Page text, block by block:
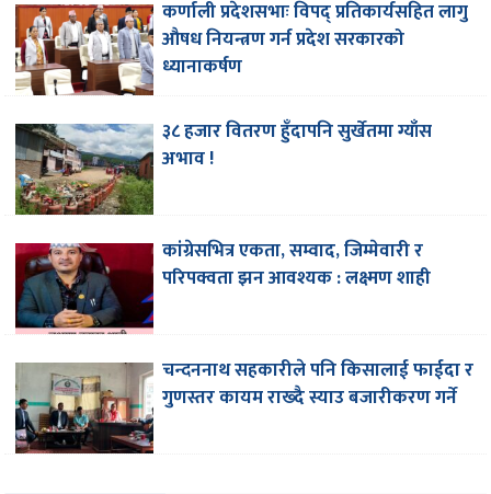
कर्णाली प्रदेशसभाः विपद् प्रतिकार्यसहित लागु
औषध नियन्त्रण गर्न प्रदेश सरकारको
ध्यानाकर्षण
३८ हजार वितरण हुँदापनि सुर्खेतमा ग्याँस
अभाव !
कांग्रेसभित्र एकता, सम्वाद, जिम्मेवारी र
परिपक्वता झन आवश्यक : लक्ष्मण शाही
चन्दननाथ सहकारीले पनि किसालाई फाईदा र
गुणस्तर कायम राख्दै स्याउ बजारीकरण गर्ने